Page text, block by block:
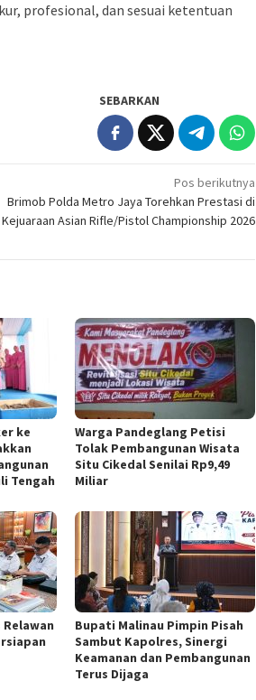
profesional, dan sesuai ketentuan
SEBARKAN
Pos berikutnya
Brimob Polda Metro Jaya Torehkan Prestasi di
Kejuaraan Asian Rifle/Pistol Championship 2026
ke
Tengah
Warga Pandeglang Petisi
Tolak Pembangunan Wisata
Situ Cikedal Senilai Rp9,49
Miliar
Bupati Malinau Pimpin Pisah
Sambut Kapolres, Sinergi
Keamanan dan Pembangunan
Terus Dijaga